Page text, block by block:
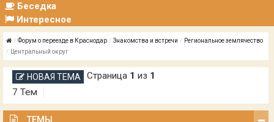
Беседка
Интересное
Форум о переезде в Краснодар Знакомства и встречи
Региональное землячество
Центральный округ
НОВАЯ ТЕМА
7 Тем
Страница 1 из 1
ТЕМЫ